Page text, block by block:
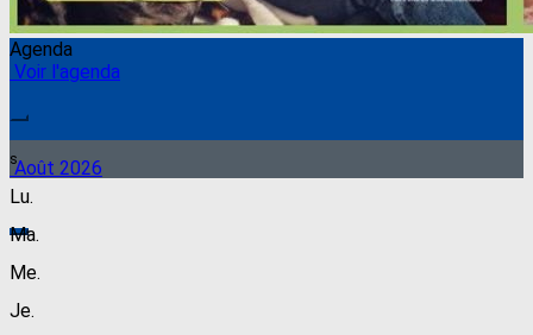
Agenda
Voir l'agenda
Août 2026
s
Lu.
Ma.
Me.
Je.